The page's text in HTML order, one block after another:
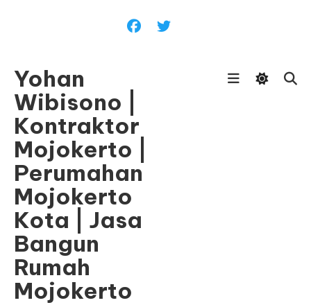
Yohan
Wibisono |
Kontraktor
Mojokerto |
Perumahan
Mojokerto
Kota | Jasa
Bangun
Rumah
Mojokerto